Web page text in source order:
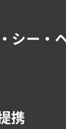
シー・
携